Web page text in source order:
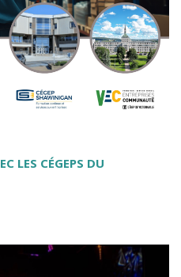
LES CÉGEPS DU